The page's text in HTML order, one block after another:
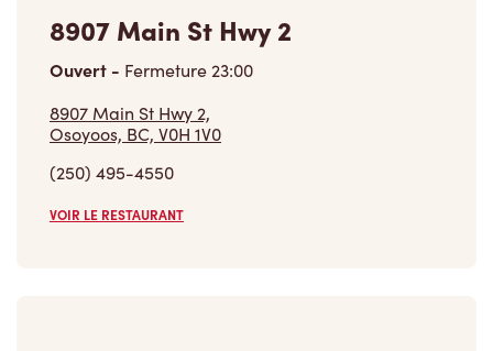
Ouvert -Fermeture23:00
8907 Main St Hwy 2,
Osoyoos, BC, V0H 1V0
(250) 495-4550
VOIR LE RESTAURANT